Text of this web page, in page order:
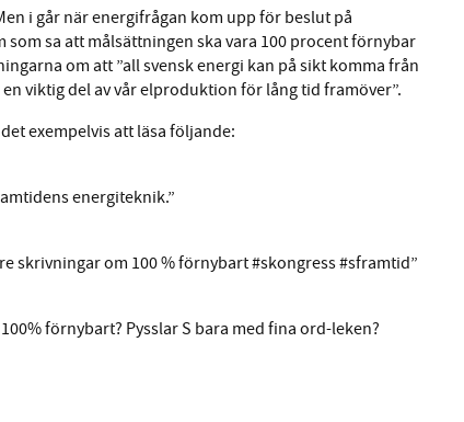
i går när energifrågan kom upp för beslut på
sa att målsättningen ska vara 100 procent förnybar
om att ”all svensk energi kan på sikt komma från
viktig del av vår elproduktion för lång tid framöver”.
exempelvis att läsa följande:
energiteknik.”
skrivningar om 100 % förnybart #skongress #sframtid”
förnybart? Pysslar S bara med fina ord-leken?
Stötta vårt arbete genom att swisha en slant till
1231368703
Läs vad vi vill göra